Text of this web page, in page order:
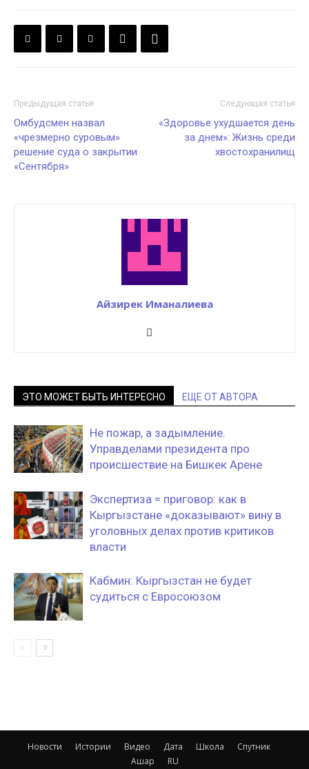
Предыдущая статья
Омбудсмен назвал
«чрезмерно суровым»
решение суда о закрытии
«Сентября»
Следующая статья
«Здоровье ухудшается день
за днем»: Жизнь среди
хвостохранилищ
Айзирек Иманалиева
ЭТО МОЖЕТ БЫТЬ ИНТЕРЕСНО ЕЩЕ ОТ АВТОРА
Не пожар, а задымление.
Управделами президента про
происшествие на Бишкек Арене
Экспертиза = приговор: как в
Кыргызстане «доказывают» вину в
уголовных делах против критиков
власти
Кабмин: Кыргызстан не будет
судиться с Евросоюзом
Новости Истории Видео Дата Школа
Спутник
Ашар
RU